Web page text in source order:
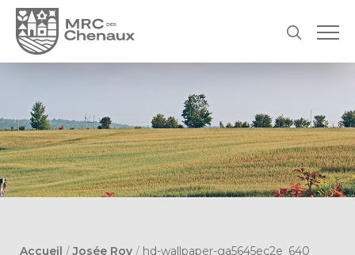
Accueil /Josée Roy / hd-wallpaper-ga5645ec2e_640